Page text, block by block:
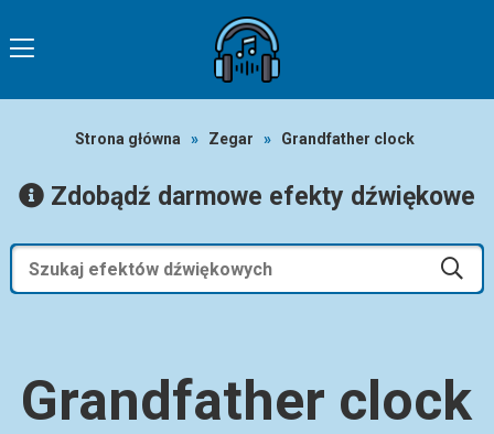
Strona główna » Zegar » Grandfather clock
Zdobądź darmowe efekty dźwiękowe
Grandfather clock